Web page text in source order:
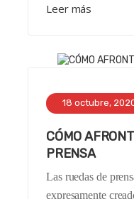
Leer más
18 octubre,
CÓMO
PRENSA
Las ruedas de
expresamente